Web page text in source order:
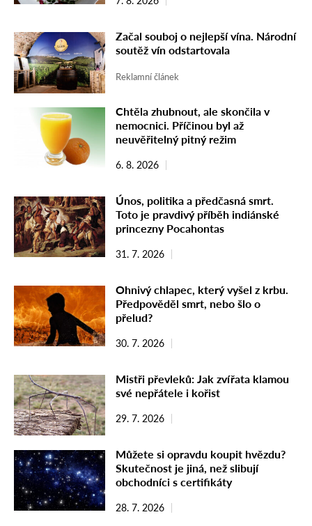
Začal souboj o nejlepší vína. Národní
soutěž vín odstartovala
Reklamní článek
Chtěla zhubnout, ale skončila v
nemocnici. Příčinou byl až
neuvěřitelný pitný režim
6. 8. 2026
Únos, politika a předčasná smrt.
Toto je pravdivý příběh indiánské
princezny Pocahontas
31. 7. 2026
Ohnivý chlapec, který vyšel z krbu.
Předpověděl smrt, nebo šlo o
přelud?
30. 7. 2026
Mistři převleků: Jak zvířata klamou
své nepřátele i kořist
29. 7. 2026
Můžete si opravdu koupit hvězdu?
Skutečnost je jiná, než slibují
obchodníci s certifikáty
28. 7. 2026